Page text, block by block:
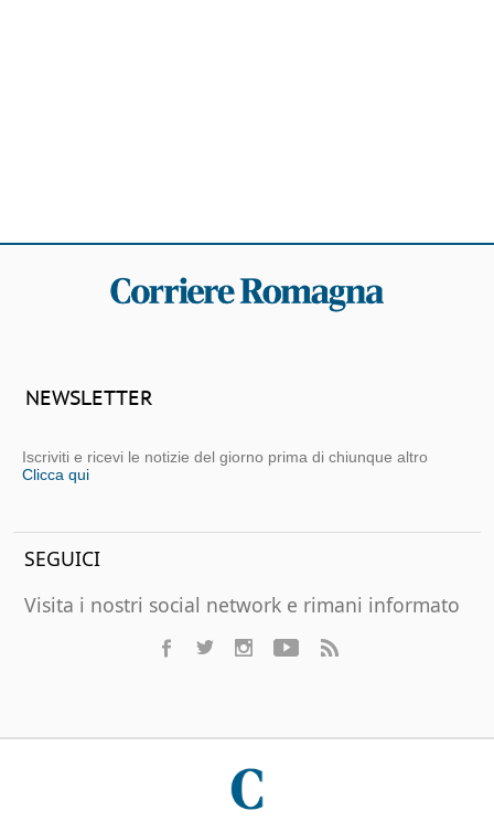
NEWSLETTER
Iscriviti e ricevi le notizie del giorno prima di chiunque altro
Clicca qui
SEGUICI
Visita i nostri social network e rimani informato